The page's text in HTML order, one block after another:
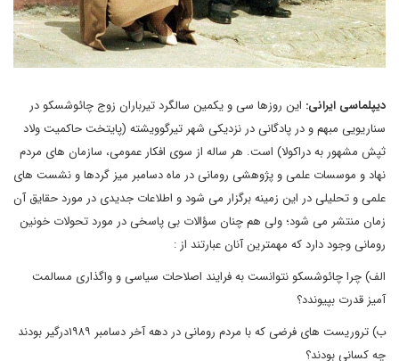
دیپلماسی ایرانی: این روزها سی و یکمین سالگرد تیرباران زوج چائوشسکو در
سناریویی مبهم و در پادگانی در نزدیکی شهر تیرگوویشته (پایتخت حاکمیت ولاد
ثپش مشهور به دراکولا) است. هر ساله از سوی افکار عمومی، سازمان های مردم
نهاد و موسسات علمی و پژوهشی رومانی در ماه دسامبر میز گردها و نشست های
علمی و تحلیلی در این زمینه برگزار می شود و اطلاعات جدیدی در مورد حقایق آن
زمان منتشر می شود؛ ولی هم چنان سؤالات بی پاسخی در مورد تحولات خونین
رومانی وجود دارد که مهمترین آنان عبارتند از :
الف) چرا چائوشسکو نتوانست به فرایند اصلاحات سیاسی و واگذاری مسالمت
آمیز قدرت بپیوندد؟
ب) تروریست های فرضی که با مردم رومانی در دهه آخر دسامبر ۱۹۸۹درگیر بودند
چه کسانی بودند؟